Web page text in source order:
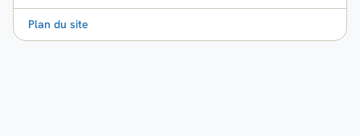
Plan du site